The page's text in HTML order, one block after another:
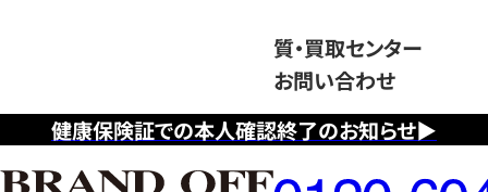
健康保険証での本人確認終了のお知らせ▶
質・買取センター
お問い合わせ
フ
リ